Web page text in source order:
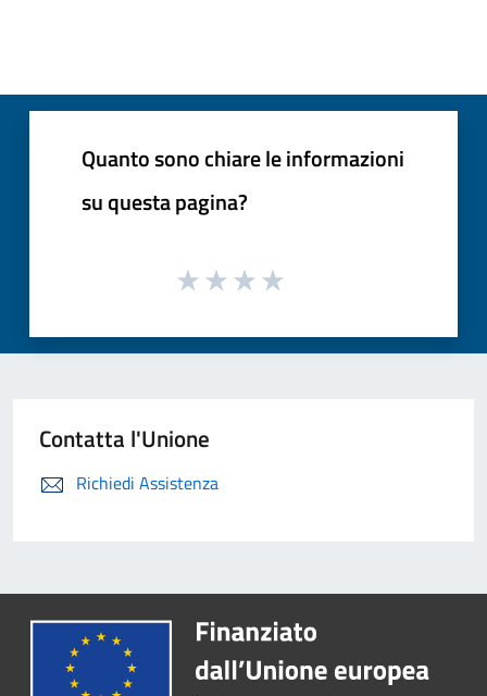
Quanto sono chiare le informazioni
su questa pagina?
Contatta l'Unione
Richiedi Assistenza